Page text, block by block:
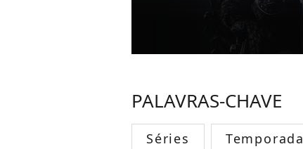
PALAVRAS-CHAVE
Séries Temporada